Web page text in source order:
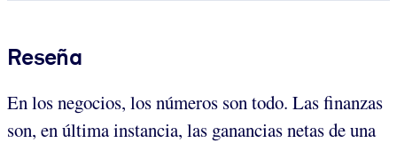
Reseña
En los negocios, los números son todo. Las finanzas
son, en última instancia, las ganancias netas de una